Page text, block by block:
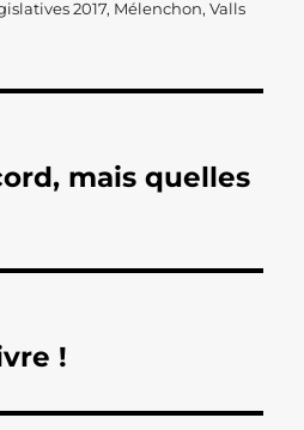
2017, Mélenchon,Valls
mais quelles
!